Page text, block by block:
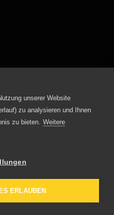
unserer Website
zu analysieren und Ihnen
zu bieten. Weitere
ERLAUBEN